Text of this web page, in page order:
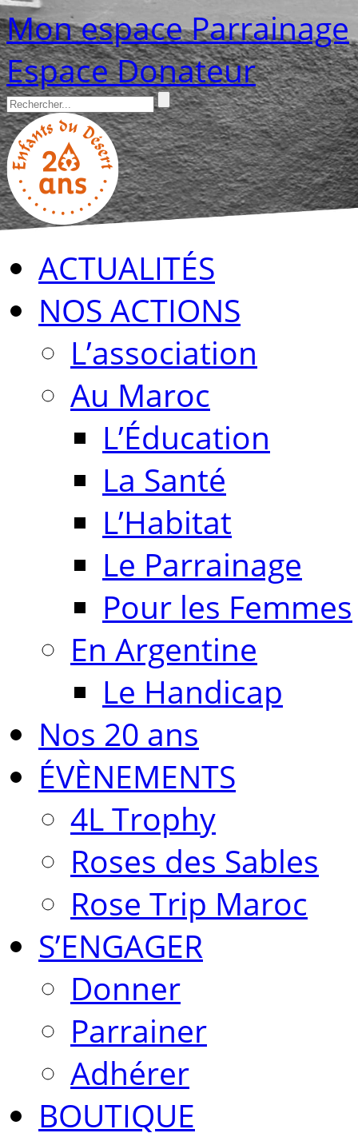
Mon espace Parrainage
Espace Donateur
ACTUALITÉS
NOS ACTIONS
L’association
Au Maroc
L’Éducation
La Santé
L’Habitat
Le Parrainage
Pour les Femmes
En Argentine
Le Handicap
Nos 20 ans
ÉVÈNEMENTS
4L Trophy
Roses des Sables
Rose Trip Maroc
S’ENGAGER
Donner
Parrainer
Adhérer
BOUTIQUE